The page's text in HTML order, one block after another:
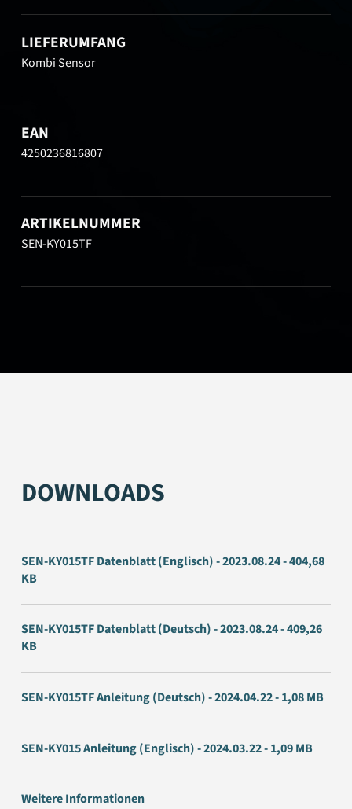
LIEFERUMFANG
Kombi Sensor
EAN
4250236816807
ARTIKELNUMMER
SEN-KY015TF
DOWNLOADS
SEN-KY015TF Datenblatt (Englisch) - 2023.08.24 - 404,68
KB
SEN-KY015TF Datenblatt (Deutsch) - 2023.08.24 - 409,26
KB
SEN-KY015TF Anleitung (Deutsch) - 2024.04.22 - 1,08 MB
SEN-KY015 Anleitung (Englisch) - 2024.03.22 - 1,09 MB
Weitere Informationen